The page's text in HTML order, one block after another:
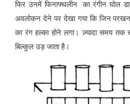
फिर उनमें फिनाफ्थलीन का रंगीन घोल
अवलोकन देने पर देखा गया कि जिन
का रंग हल्का होने लगा। ज़्यादा समय
बिल्कुल उड़ जाता है।